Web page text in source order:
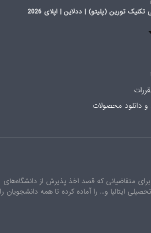
تکنیک تورین (پلیتو) | ددلاین | اپلای 2026
دانلود محصولات
متقاضیانی که قصد اخذ پذیرش از دانشگاه‌های
ایتالیا و... را آماده کرده تا همه دانشجویان را